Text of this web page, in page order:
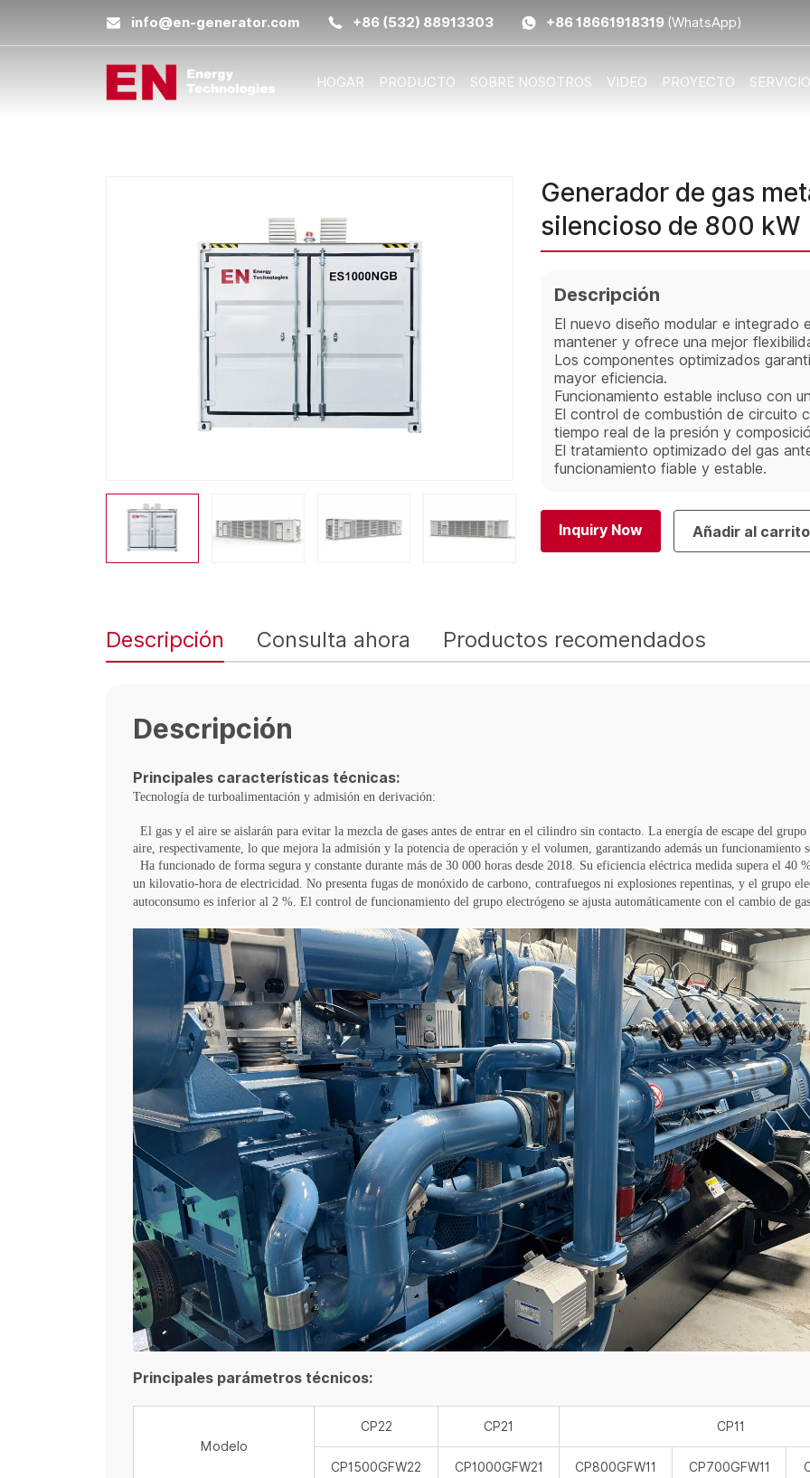
info@en-generator.com +86 (532) 88913303 +86 18661918319(WhatsApp)
HOGAR PRODUCTO SOBRE NOSOTROS VIDEO PROYECTO SERVICIO
Generador de gas
silencioso de 800 kW
Descripción
El nuevo diseño modular e integrado
mantener y ofrece una mejor
Los componentes optimizados
mayor eficiencia.
Funcionamiento estable incluso con
El control de combustión de circuito
tiempo real de la presión y
El tratamiento optimizado del gas
funcionamiento fiable y estable.
Inquiry Now Añadir al
Descripción Consulta ahora Productos recomendados
Descripción
Principales características técnicas:
Tecnología de turboalimentación y admisión en derivación:
El gas y el aire se aislarán para evitar la mezcla de gases antes de entrar en el cilindro sin contacto. La energía de escape del
aire, respectivamente, lo que mejora la admisión y la potencia de operación y el volumen, garantizando además un funcionamiento
Ha funcionado de forma segura y constante durante más de 30 000 horas desde 2018. Su eficiencia eléctrica medida supera el 40
un kilovatio-hora de electricidad. No presenta fugas de monóxido de carbono, contrafuegos ni explosiones repentinas, y el grupo
autoconsumo es inferior al 2 %. El control de funcionamiento del grupo electrógeno se ajusta automáticamente con el cambio de
Principales parámetros técnicos:
Modelo
CP22 CP21 CP11
CP1500GFW22 CP1000GFW21 CP800GFW11 CP700GFW11